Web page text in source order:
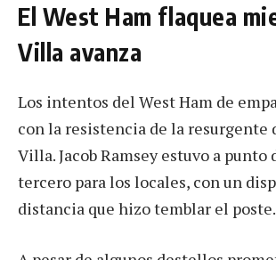
El West Ham flaquea
Villa avanza
Los intentos del West Ham de
con la resistencia de la resurgente
Villa. Jacob Ramsey estuvo a punto
tercero para los locales, con un
distancia que hizo temblar el poste.